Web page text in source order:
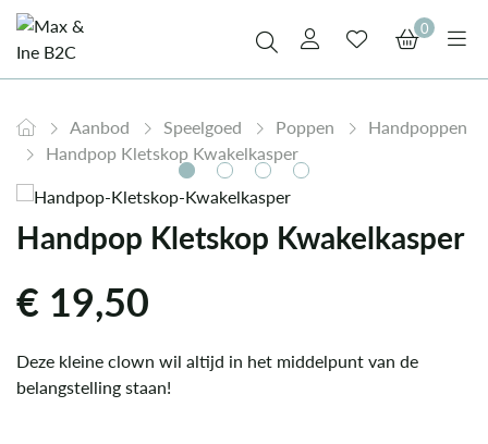
0
Aanbod Speelgoed Poppen
Handpoppen
Handpop Kletskop Kwakelkasper
Handpop Kletskop Kwakelkasper
€ 19,50
Deze kleine clown wil altijd in het middelpunt van de
belangstelling staan!